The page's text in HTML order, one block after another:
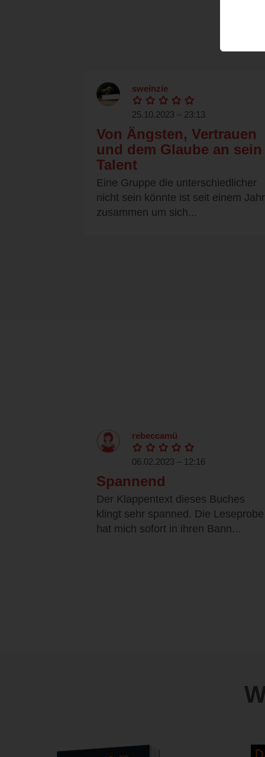
sweinzie
25.10.2023 – 23:13
Von Ängsten, Vertrauen
und dem Glaube an sein
Talent
Eine Gruppe die unterschiedlicher
nicht sein könnte ist seit einem Jahr
zusammen um sich...
rebeccamü
06.02.2023 – 12:16
Spannend
Der Klappentext dieses Buches
klingt sehr spanned. Die Leseprobe
hat mich sofort in ihren Bann...